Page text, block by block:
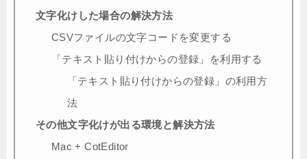
文字化けした場合の解決方法
CSVファイルの文字コードを変更する
「テキスト貼り付けからの登録」を利用する
「テキスト貼り付けからの登録」の利用方
法
その他文字化けが出る環境と解決方法
Mac + CotEditor